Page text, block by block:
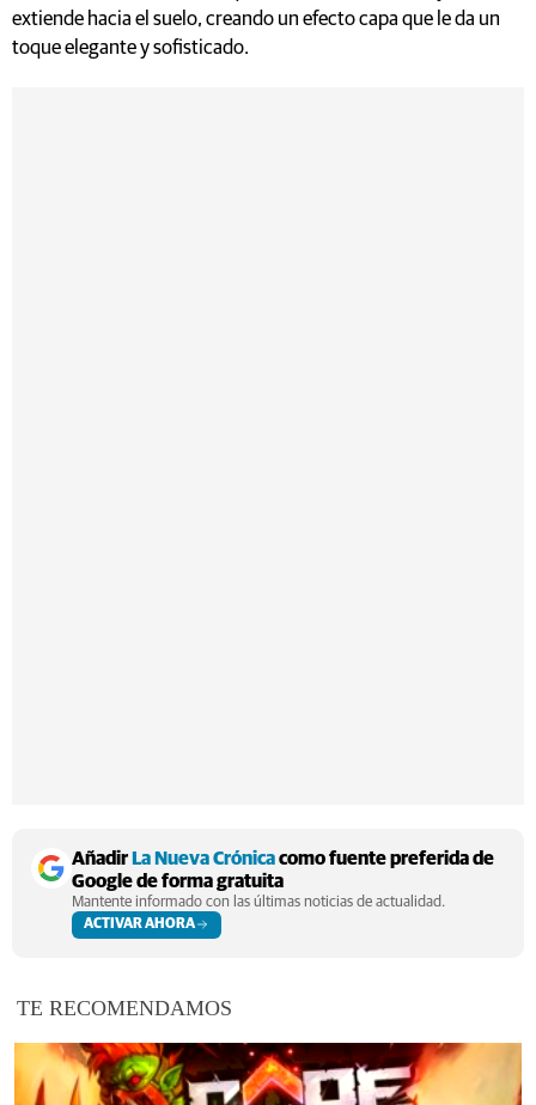
extiende hacia el suelo, creando un efecto capa que le da un
toque elegante y sofisticado.
AñadirLa Nueva Crónicacomo fuente preferida de
Google de forma gratuita
Mantente informado con las últimas noticias de actualidad.
ACTIVAR AHORA
TE RECOMENDAMOS